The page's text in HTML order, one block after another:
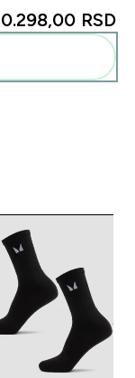
RSD‎